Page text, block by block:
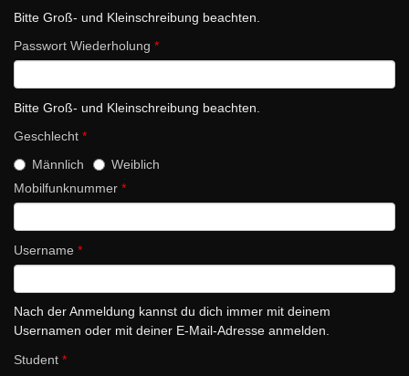
Bitte Groß- und Kleinschreibung beachten.
Passwort Wiederholung *
Bitte Groß- und Kleinschreibung beachten.
Geschlecht *
Männlich
Weiblich
Mobilfunknummer *
Username *
Nach der Anmeldung kannst du dich immer mit deinem
Usernamen oder mit deiner E-Mail-Adresse anmelden.
Student *